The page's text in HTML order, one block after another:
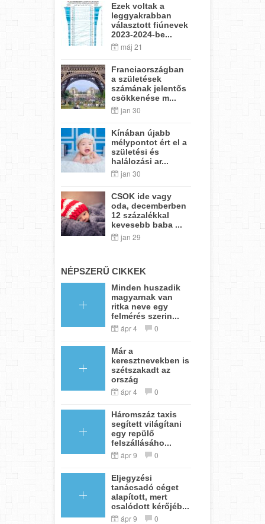
Ezek voltak a
leggyakrabban
választott fiúnevek
2023-2024-be...
máj 21
Franciaországban
a születések
számának jelentős
csökkenése m...
jan 30
Kínában újabb
mélypontot ért el a
születési és
halálozási ar...
jan 30
CSOK ide vagy
oda, decemberben
12 százalékkal
kevesebb baba ...
jan 29
NÉPSZERŰ CIKKEK
Minden huszadik
magyarnak van
ritka neve egy
felmérés szerin...
ápr 4 0
Már a
keresztnevekben is
szétszakadt az
ország
ápr 4 0
Háromszáz taxis
segített világítani
egy repülő
felszállásáho...
ápr 9 0
Eljegyzési
tanácsadó céget
alapított, mert
csalódott kérőjéb...
ápr 9 0